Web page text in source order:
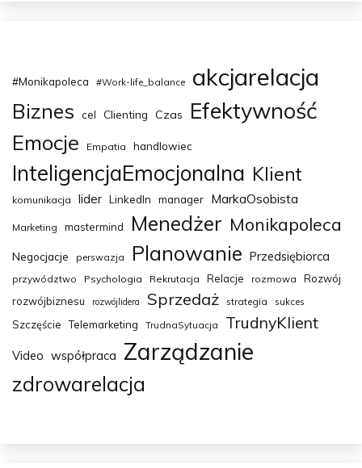
#Monikapoleca #Work-life_balance akcjarelacja
Biznes cel Clienting Czas Efektywność
Emocje Empatia handlowiec
InteligencjaEmocjonalna Klient
komunikacja lider LinkedIn manager MarkaOsobista
Marketing mastermind Menedżer Monikapoleca
Negocjacje perswazja Planowanie Przedsiębiorca
przywództwo Psychologia Rekrutacja Relacje rozmowa
Rozwój
rozwójbiznesu
rozwójlidera Sprzedaż strategia sukces
Szczęście Telemarketing TrudnaSytuacja TrudnyKlient
Video współpraca Zarządzanie
zdrowarelacja